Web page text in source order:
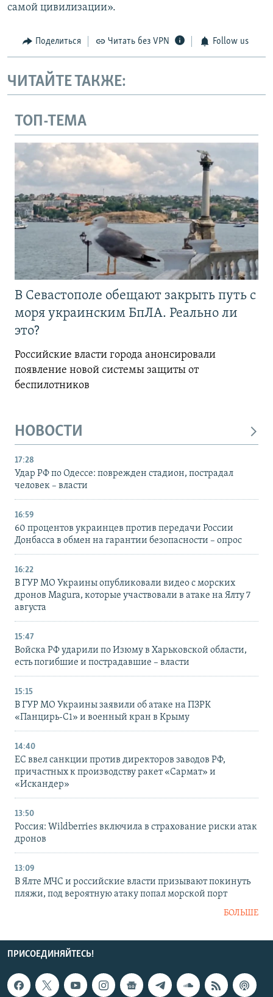
самой цивилизации».
Поделиться Читать без VPN Follow us
ЧИТАЙТЕ ТАКЖЕ:
ТОП-ТЕМА
В Севастополе обещают закрыть путь с
моря украинским БпЛА. Реально ли
это?
Российские власти города анонсировали
появление новой системы защиты от
беспилотников
НОВОСТИ
17:28
Удар РФ по Одессе: поврежден стадион, пострадал
человек – власти
16:59
60 процентов украинцев против передачи России
Донбасса в обмен на гарантии безопасности – опрос
16:22
В ГУР МО Украины опубликовали видео с морских
дронов Magura, которые участвовали в атаке на Ялту 7
августа
15:47
Войска РФ ударили по Изюму в Харьковской области,
есть погибшие и пострадавшие – власти
15:15
В ГУР МО Украины заявили об атаке на ПЗРК
«Панцирь-С1» и военный кран в Крыму
14:40
ЕС ввел санкции против директоров заводов РФ,
причастных к производству ракет «Сармат» и
«Искандер»
13:50
Россия: Wildberries включила в страхование риски атак
дронов
13:09
В Ялте МЧС и российские власти призывают покинуть
пляжи, под вероятную атаку попал морской порт
БОЛЬШЕ
ПРИСОЕДИНЯЙТЕСЬ!